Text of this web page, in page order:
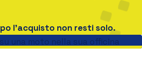
l'acquisto non resti solo.